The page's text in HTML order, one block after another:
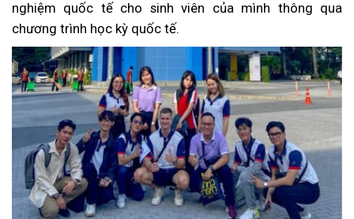
nghiệm quốc tế cho sinh viên của mình thông qua
chương trình học kỳ quốc tế.